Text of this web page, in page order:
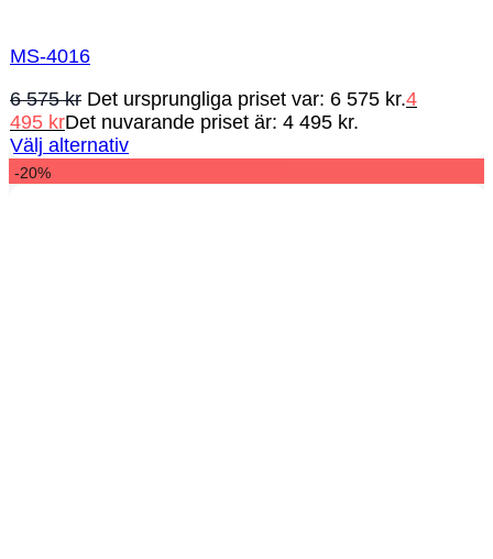
MS-4016
6 575kr Det ursprungliga priset var: 6 575 kr.4
495 krDet nuvarande priset är: 4 495 kr.
Välj alternativ
-20%